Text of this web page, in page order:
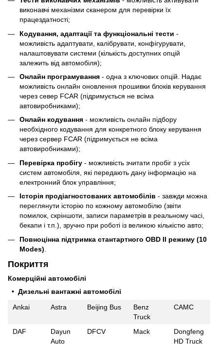
виконавчі механізми сканером для перевірки їх
працездатності;
Кодування, адаптації та функціональні тести -
можливість адаптувати, калібрувати, конфігурувати,
налаштовувати системи (кількість доступних опцій
залежить від автомобіля);
Онлайн програмування - одна з ключових опцій. Надає
можливість онлайн оновлення прошивки блоків керування
через север FCAR (підримується не всіма
автовиробниками);
Онлайн кодування - можливість онлайн підбору
необхідного кодування для конкретного блоку керування
через сервер FCAR (підримується не всіма
автовиробниками);
Перевірка пробігу - можливість зчитати пробіг з усіх
систем автомобіля, які передають дану інформацію на
електронний блок управління;
Історія продіагностованих автомобілів - завжди можна
переглянути історію по кожному автомобілю (звіти
помилок, скріншоти, записи параметрів в реальному часі,
бекапи і т.п.), зручно при роботі із великою кількістю авто;
Повноцінна підтримка стантартного OBD II режиму (10
Modes)
Покриття
Комерційні автомобілі
• Дизельні вантажні автомобілі
Ankai
Astra Beijing Bus
Benz
Truck
CAMC
DAF
Dayun
Auto
DFCV Mack
Dongfeng
HD Truck